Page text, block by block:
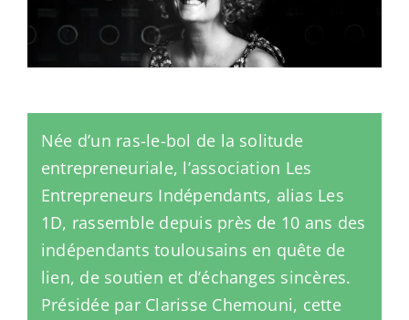
Née d’un ras-le-bol de la solitude
entrepreneuriale, l’association Les
Entrepreneurs Indépendants, alias Les
1D, rassemble depuis près de 10 ans des
indépendants toulousains en quête de
lien, de soutien et d’échanges sincères.
Présidée par Clarisse Chemouni, cette